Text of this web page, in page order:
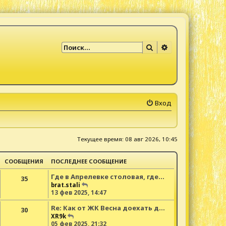
Поиск Расширенный
Вход
Текущее время: 08 авг 2026, 10:45
СООБЩЕНИЯ ПОСЛЕДНЕЕ СООБЩЕНИЕ
35 Где в Апрелевке столовая, где…
brat.stali
е
р
е
т
13 фев 2025, 14:47
30 Re: Как от ЖК Весна доехать д…
XR9k
е
05 фев 2025, 21:32